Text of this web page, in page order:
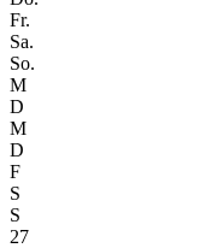
Fr.
Sa.
So.
M
D
M
D
F
S
S
27